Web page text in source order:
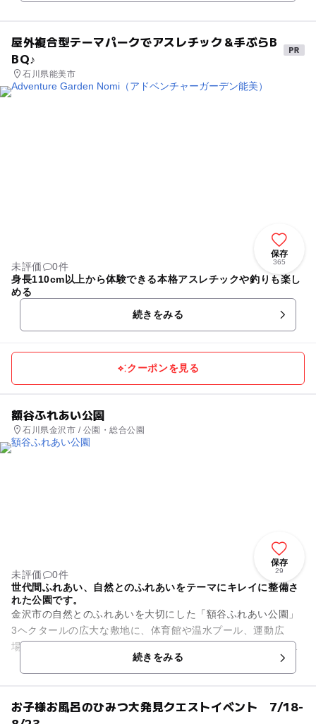
屋外複合型テーマパークでアスレチック＆手ぶらB
BQ♪
石川県能美市
保存
365
未評価
0件
身長110cm以上から体験できる本格アスレチックや釣りも楽し
める
続きをみる
クーポンを見る
額谷ふれあい公園
石川県金沢市 / 公園・総合公園
保存
29
未評価
0件
世代間ふれあい、自然とのふれあいをテーマにキレイに整備さ
れた公園です。
金沢市の自然とのふれあいを大切にした「額谷ふれあい公園」
3ヘクタールの広大な敷地に、体育館や温水プール、運動広
場、芝生公園、すべり台、砂場、人工の小川などの施設と熱帯
の花や果樹を集めた「熱帯植物...
続きをみる
お子様お風呂のひみつ大発見クエストイベント 7/18-